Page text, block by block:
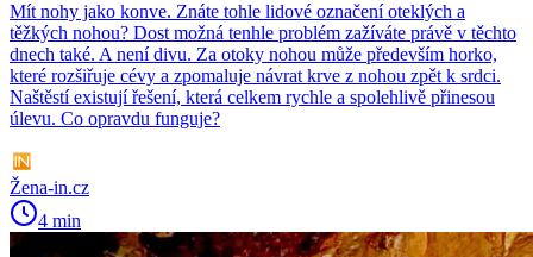
Mít nohy jako konve. Znáte tohle lidové označení oteklých a
těžkých nohou? Dost možná tenhle problém zažíváte právě v těchto
dnech také. A není divu. Za otoky nohou může především horko,
které rozšiřuje cévy a zpomaluje návrat krve z nohou zpět k srdci.
Naštěstí existují řešení, která celkem rychle a spolehlivě přinesou
úlevu. Co opravdu funguje?
Žena-in.cz
4 min